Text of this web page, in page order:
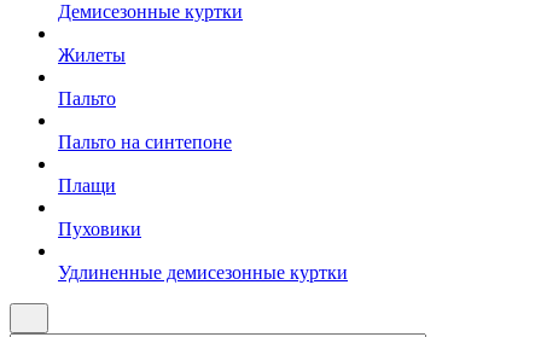
Демисезонные куртки
Жилеты
Пальто
Пальто на синтепоне
Плащи
Пуховики
Удлиненные демисезонные куртки